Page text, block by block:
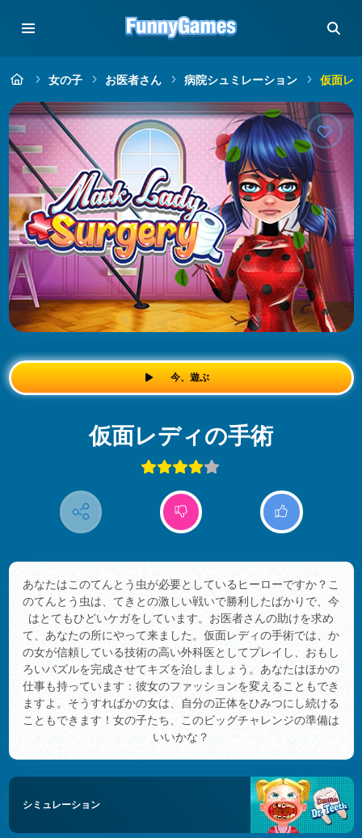
女の子 お医者さん 病院シュミレーション 仮面レ
今、遊ぶ
仮面レディの手術
あなたはこのてんとう虫が必要としているヒーローですか？こ
のてんとう虫は、てきとの激しい戦いで勝利したばかりで、今
はとてもひどいケガをしています。お医者さんの助けを求め
て、あなたの所にやって来ました。仮面レディの手術では、か
の女が信頼している技術の高い外科医としてプレイし、おもし
ろいパズルを完成させてキズを治しましょう。あなたはほかの
仕事も持っています：彼女のファッションを変えることもでき
ますよ。そうすればかの女は、自分の正体をひみつにし続ける
こともできます！女の子たち、このビッグチャレンジの準備は
いいかな？
シミュレーション